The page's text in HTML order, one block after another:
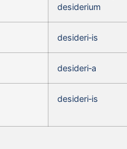
desiderium
desideri‑is
desideri‑a
desideri‑is